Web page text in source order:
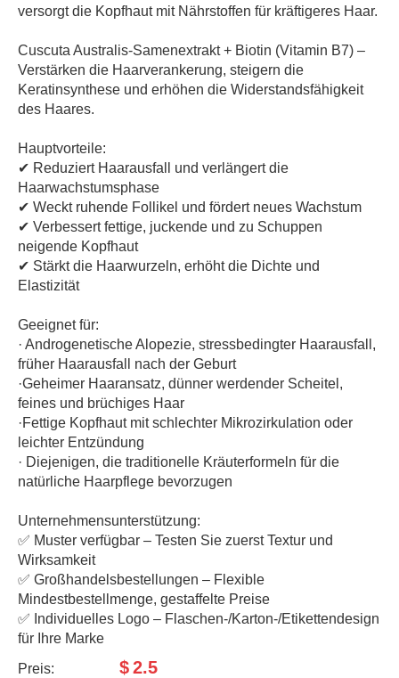
versorgt die Kopfhaut mit Nährstoffen für kräftigeres Haar.
Cuscuta Australis-Samenextrakt + Biotin (Vitamin B7) –
Verstärken die Haarverankerung, steigern die
Keratinsynthese und erhöhen die Widerstandsfähigkeit
des Haares.
Hauptvorteile:
✔ Reduziert Haarausfall und verlängert die
Haarwachstumsphase
✔ Weckt ruhende Follikel und fördert neues Wachstum
✔ Verbessert fettige, juckende und zu Schuppen
neigende Kopfhaut
✔ Stärkt die Haarwurzeln, erhöht die Dichte und
Elastizität
Geeignet für:
· Androgenetische Alopezie, stressbedingter Haarausfall,
früher Haarausfall nach der Geburt
·Geheimer Haaransatz, dünner werdender Scheitel,
feines und brüchiges Haar
·Fettige Kopfhaut mit schlechter Mikrozirkulation oder
leichter Entzündung
· Diejenigen, die traditionelle Kräuterformeln für die
natürliche Haarpflege bevorzugen
Unternehmensunterstützung:
✅ Muster verfügbar – Testen Sie zuerst Textur und
Wirksamkeit
✅ Großhandelsbestellungen – Flexible
Mindestbestellmenge, gestaffelte Preise
✅ Individuelles Logo – Flaschen-/Karton-/Etikettendesign
für Ihre Marke
Preis:
$2.5